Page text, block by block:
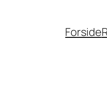
Forside